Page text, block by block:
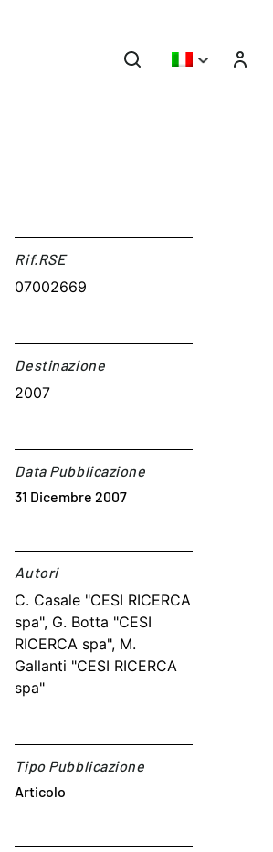
Rif.RSE​
07002669
Destinazione​
2007
Data Pubblicazione
31 Dicembre 2007
Autori​
C. Casale "CESI RICERCA
spa", G. Botta "CESI
RICERCA spa", M.
Gallanti "CESI RICERCA
spa"
Tipo Pubblicazione
Articolo